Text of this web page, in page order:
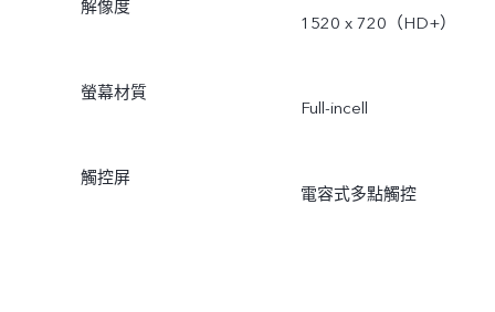
解像度
1520 x 720（HD+）
螢幕材質
Full-incell
觸控屏
電容式多點觸控